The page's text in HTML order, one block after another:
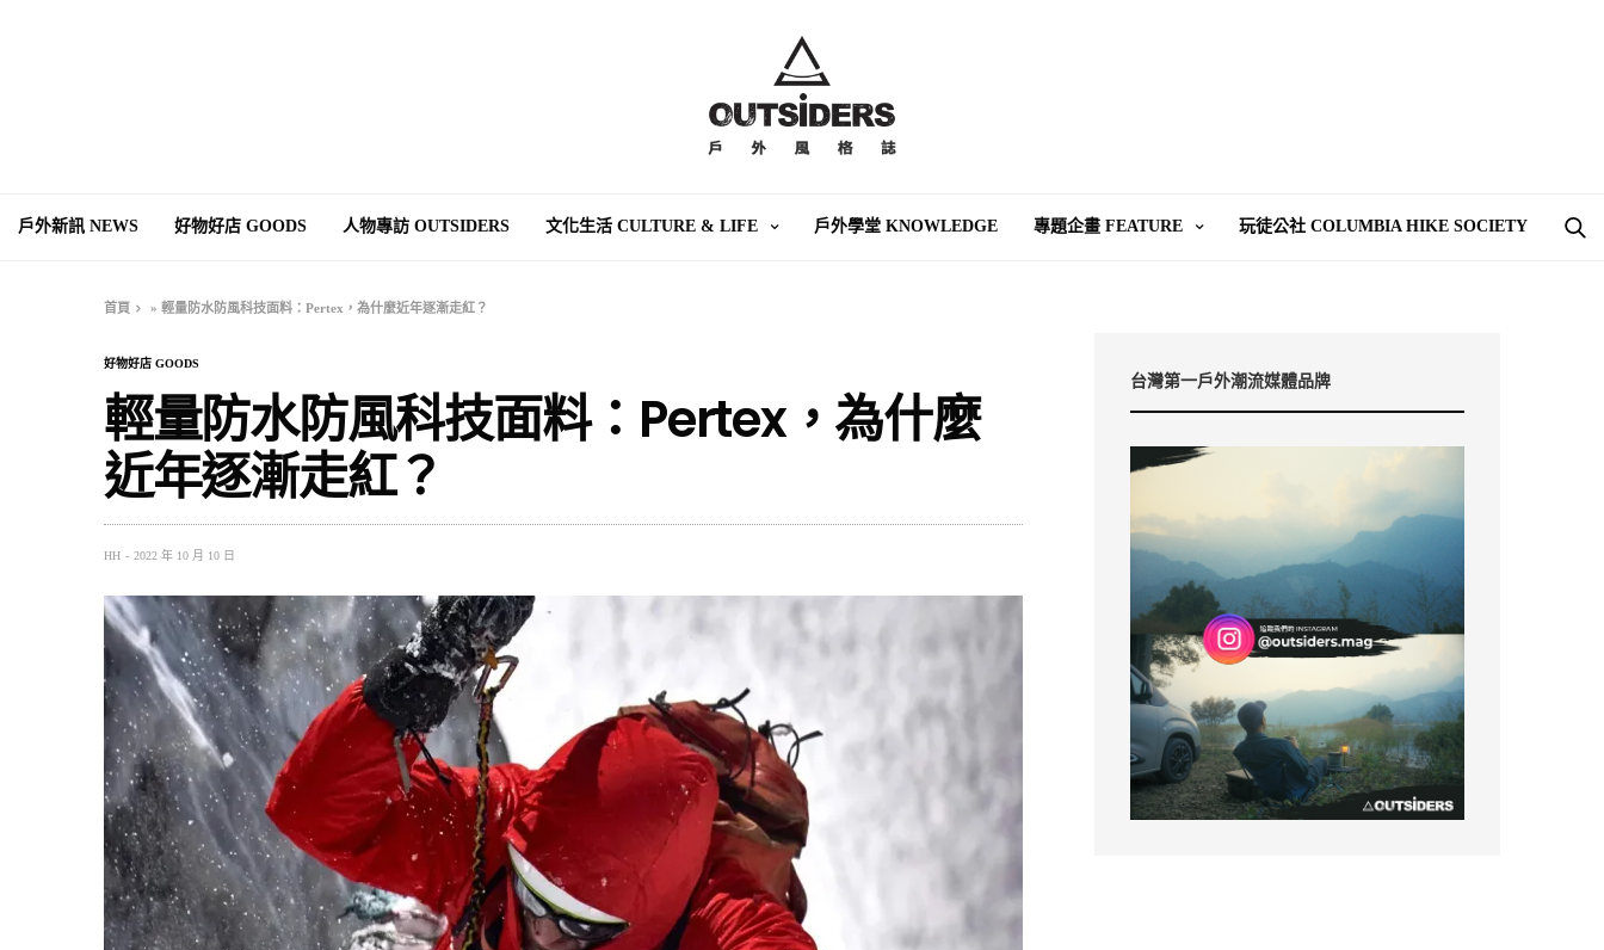
戶外新訊 NEWS 好物好店 GOODS 人物專訪 OUTSIDERS 文化生活 CULTURE & LIFE 戶外學堂 KNOWLEDGE 專題企畫 FEATURE 玩徒公社 COLUMBIA HIKE SOCIETY
首頁 »輕量防水防風科技面料：Pertex，為什麼近年逐漸走紅？
好物好店 GOODS
輕量防水防風科技面料：Pertex，為什麼
近年逐漸走紅？
HH 2022 年 10 月 10 日
台灣第一戶外潮流媒體品牌